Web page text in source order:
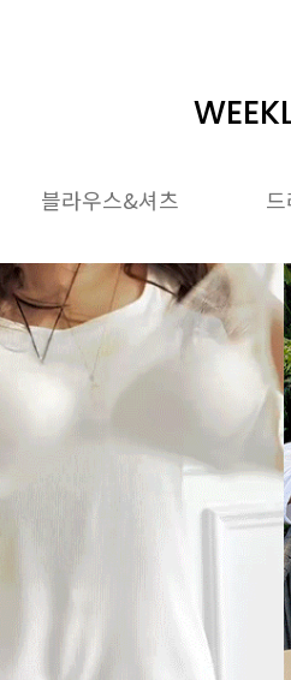
블라우스&셔츠